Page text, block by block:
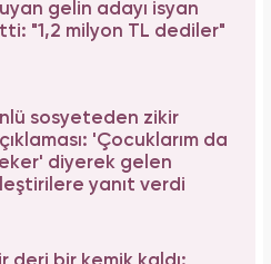
gelin adayı isyan
"1,2 milyon TL dediler"
sosyeteden zikir
'Çocuklarım da
diyerek gelen
yanıt verdi